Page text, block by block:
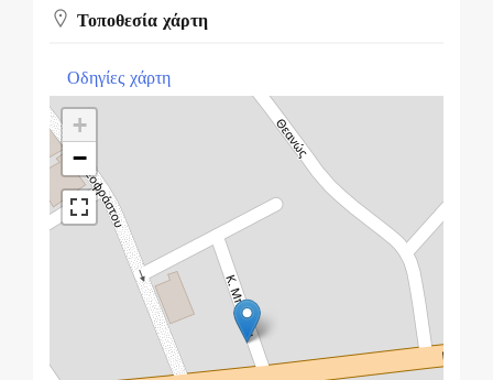
Τοποθεσία χάρτη
Οδηγίες χάρτη
+
−